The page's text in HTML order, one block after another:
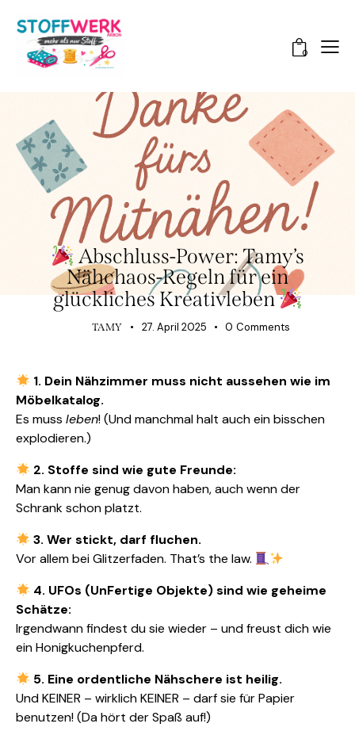
0
TAMY NÄHT SICH DURCHS CHAOS
Abschluss-Power: Tamy’s
Nähchaos-Regeln für ein
glückliches Kreativleben
TAMY 27. April 2025 0 Comments
1. Dein Nähzimmer muss nicht aussehen wie im
Möbelkatalog.
Es muss leben! (Und manchmal halt auch ein bisschen
explodieren.)
2. Stoffe sind wie gute Freunde:
Man kann nie genug davon haben, auch wenn der
Schrank schon platzt.
3. Wer stickt, darf fluchen.
Vor allem bei Glitzerfaden. That’s the law.
4. UFOs (UnFertige Objekte) sind wie geheime
Schätze:
Irgendwann findest du sie wieder – und freust dich wie
ein Honigkuchenpferd.
5. Eine ordentliche Nähschere ist heilig.
Und KEINER – wirklich KEINER – darf sie für Papier
benutzen! (Da hört der Spaß auf!)